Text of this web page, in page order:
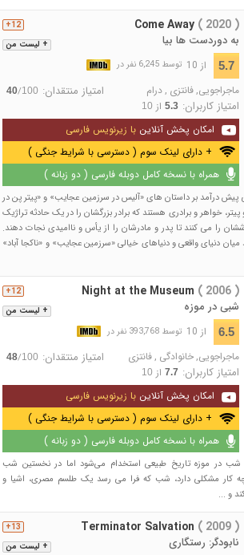
+ لیست من
12+ Come Away ( 2020 )
به دوردست ها بیا
5.7 از 10 توسط 6,245 نفر در
ماجراجویی, فانتزی , درام امتیاز منتقدان: 40/100
امتیاز کاربران: 5.3از 10
امکان پخش آنلاین با زیرنویس فارسی
+ دارای لینک سوم ( دسترسی با شرایط جنگی )
همراه با نسخه کامل دوبله فارسی ( دو زبانه )
پیش درآمد بر داستان های «آلیس در سرزمین عجایب» و «پیتر پن در
خواهر و برادری هستند که برادر بزرگشان را در یک حادثه تراژیک
را می کنند تا پدر و مادرشان را از یأس و ناامیدی نجات دهند.
دنیای واقعی و دنیاهای خیالی «سرزمین عجایب» و «ناکجا آباد»
+ لیست من
12+ Night at the Museum ( 2006 )
شبی در موزه
6.5 از 10 توسط 393,768 نفر در
ماجراجویی,خانوادگی ,فانتزی امتیاز منتقدان: 48/100
امتیاز کاربران: 7.7از 10
امکان پخش آنلاین با زیرنویس فارسی
+ دارای لینک سوم ( دسترسی با شرایط جنگی )
همراه با نسخه کامل دوبله فارسی ( دو زبانه )
شب در موزه تاریخ طبیعی استخدام می‌شود اما در نخستین شب
چه کار مشکلی دارد، شب که فرا می رسد یک طلسم مصری، اشیا و
و ...
+ لیست من
13+ Terminator Salvation ( 2009 )
نابودگر: رستگاری